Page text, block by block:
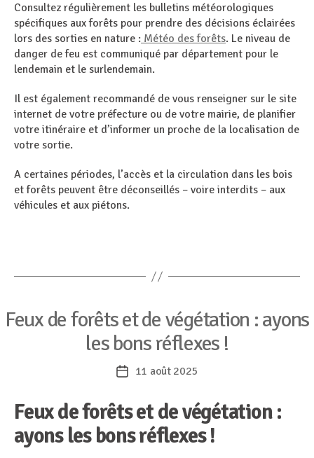
Consultez régulièrement les bulletins météorologiques
spécifiques aux forêts pour prendre des décisions éclairées
lors des sorties en nature : Météo des forêts. Le niveau de
danger de feu est communiqué par département pour le
lendemain et le surlendemain.
Il est également recommandé de vous renseigner sur le site
internet de votre préfecture ou de votre mairie, de planifier
votre itinéraire et d’informer un proche de la localisation de
votre sortie.
A certaines périodes, l’accès et la circulation dans les bois
et forêts peuvent être déconseillés – voire interdits – aux
véhicules et aux piétons.
Feux de forêts et de végétation : ayons
les bons réflexes !
Date
l’article
11 août 2025
Feux de forêts et de végétation :
ayons les bons réflexes!